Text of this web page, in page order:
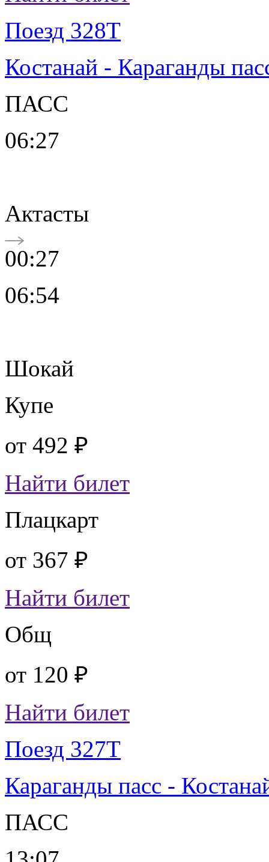
Поезд 328Т
Костанай - Караганды
ПАСС
06:27
Актасты
00:27
06:54
Шокай
Купе
от 492 ₽
Найти билет
Плацкарт
от 367 ₽
Найти билет
Общ
от 120 ₽
Найти билет
Поезд 327Т
Караганды пасс -
ПАСС